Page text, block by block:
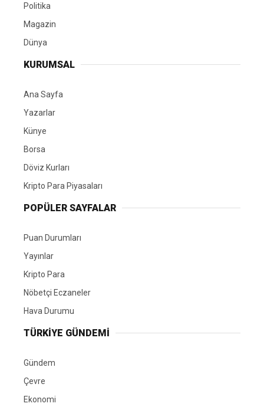
Politika
Magazin
Dünya
KURUMSAL
Ana Sayfa
Yazarlar
Künye
Borsa
Döviz Kurları
Kripto Para Piyasaları
POPÜLER SAYFALAR
Puan Durumları
Yayınlar
Kripto Para
Nöbetçi Eczaneler
Hava Durumu
TÜRKIYE GÜNDEMI
Gündem
Çevre
Ekonomi